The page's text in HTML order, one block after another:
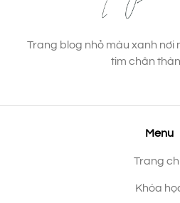
Trang blog nhỏ màu xanh nơi
tim chân
Menu
Trang
Khóa